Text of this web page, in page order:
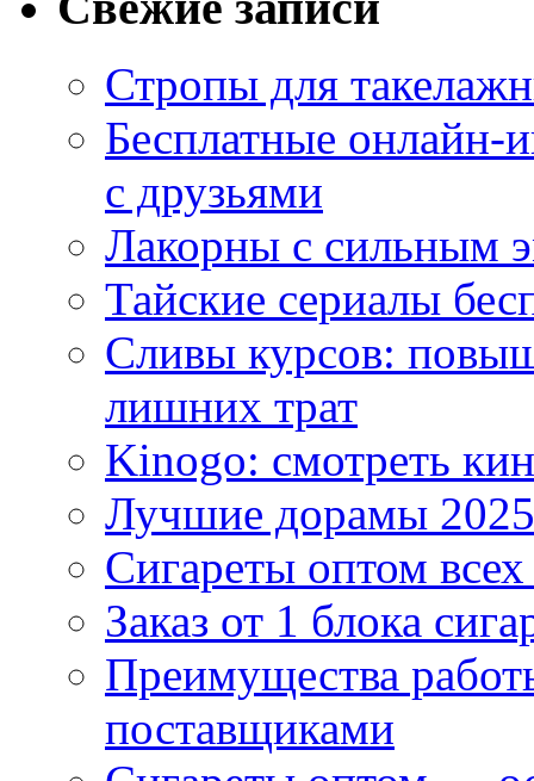
Стропы для
Бесплатные
с друзьями
Лакорны с сильным
Тайские сериалы
Сливы курсов:
лишних трат
Kinogo: смотреть
Лучшие дорамы
Сигареты оптом
Заказ от 1 блока
Преимущества
поставщиками